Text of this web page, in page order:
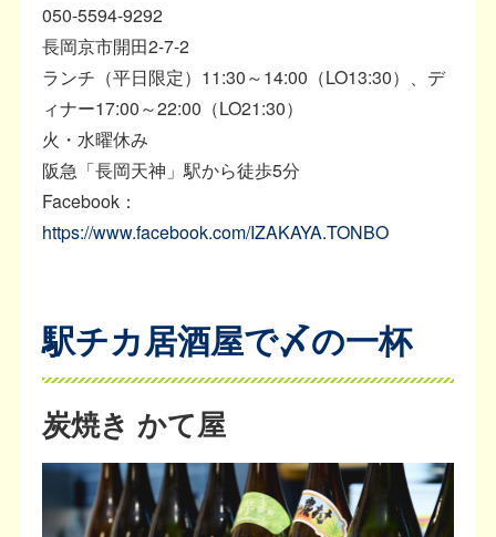
050-5594-9292
長岡京市開田2-7-2
ランチ（平日限定）11:30～14:00（LO13:30）、デ
ィナー17:00～22:00（LO21:30）
火・水曜休み
阪急「長岡天神」駅から徒歩5分
Facebook：
https://www.facebook.com/IZAKAYA.TONBO
駅チカ居酒屋で〆の一杯
炭焼き かて屋